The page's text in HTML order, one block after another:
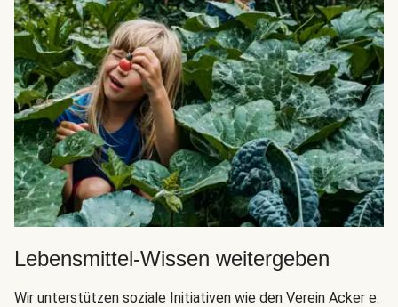
Lebensmittel-Wissen weitergeben
Wir unterstützen soziale Initiativen wie den Verein Acker e.